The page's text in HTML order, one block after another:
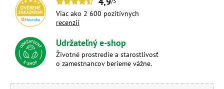
Viac ako 2 600 pozitívnych
recenzií
Udržateľný e-shop
Životné prostredie a starostlivosť
o zamestnancov berieme vážne.